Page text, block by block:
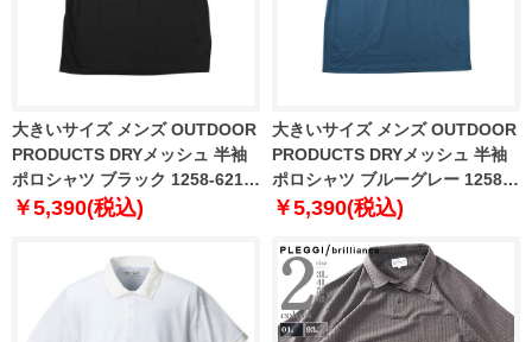
大きいサイズ メンズ OUTDOOR
PRODUCTS DRYメッシュ 半袖
ポロシャツ ブラック 1258-6217-
2 3L 4L 5L 6L 7L 8L
￥5,390(税込)
大きいサイズ メンズ OUTDOOR
PRODUCTS DRYメッシュ 半袖
ポロシャツ ブルーグレー 1258-
6217-3 3L 4L 5L 6L 7L 8L
￥5,390(税込)